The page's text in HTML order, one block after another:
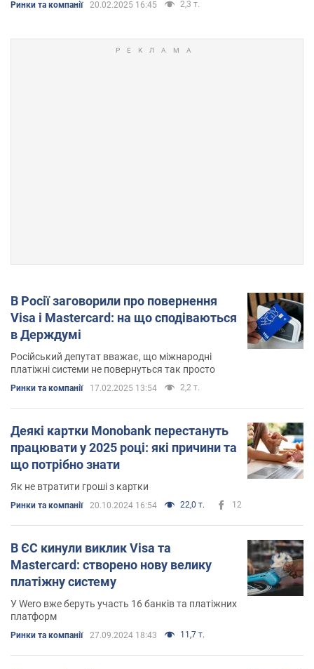
Ринки та компанії 20.02.2025 16:45 2,3 т.
В Росії заговорили про повернення
Visa і Mastercard: на що сподіваються
в Держдумі
Російський депутат вважає, що міжнародні
платіжні системи не повернуться так просто
Ринки та компанії 17.02.2025 13:54 2,2 т.
Деякі картки Monobank перестануть
працювати у 2025 році: які причини та
що потрібно знати
Як не втратити гроші з картки
Ринки та компанії 20.10.2024 16:54 22,0 т. 12
В ЄС кинули виклик Visa та
Mastercard: створено нову велику
платіжну систему
У Wero вже беруть участь 16 банків та платіжних
платформ
Ринки та компанії 27.09.2024 18:43 11,7 т.